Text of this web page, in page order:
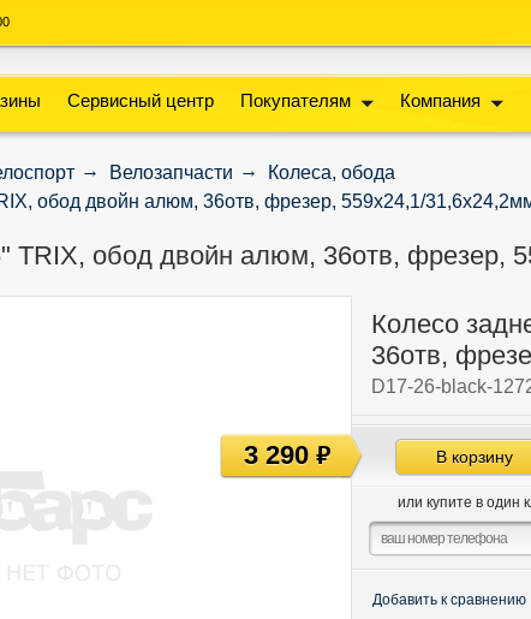
Сервисный центр Покупателям Компания
Велозапчасти
Колеса, обода
обод двойн алюм, 36отв, фрезер, 559х24,1/
TRIX, обод двойн алюм, 36отв, фрезер,
Колесо
36отв,
D17-26-black-
В корзину
или купите в один
Добавить к сравнению
3 290руб